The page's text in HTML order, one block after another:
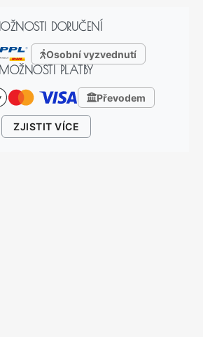
DORUČENÍ
Osobní vyzvednutí
MOŽNOSTI PLATBY
Převodem
ZJISTIT VÍCE